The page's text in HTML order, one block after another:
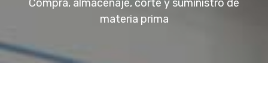
Compra, almacenaje, corte y suministro de
materia prima